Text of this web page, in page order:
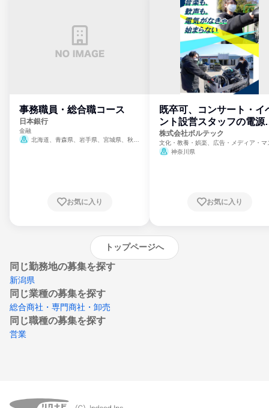
事務職員・総合職コース
日本銀行
金融
北海道、青森県、岩手県、宮城県、秋田
崎県、熊本県、大分県、宮崎県、鹿児島県、
お気に入り
既卒可、コンサート・イ
ント設営スタッフの電源
門
株式会社ボルテック
文化・教養・娯楽、広告・メディア・マ
ミ、電力・ガス・水道・エネルギー
神奈川県
お気に入り
トップページへ
同じ勤務地の募集を探す
新潟県
同じ業種の募集を探す
総合商社・専門商社・卸売
同じ職種の募集を探す
営業